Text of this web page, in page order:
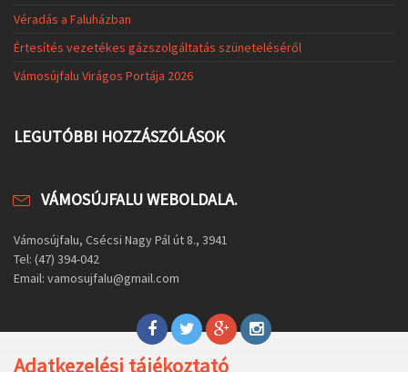
Véradás a Faluházban
Értesítés vezetékes gázszolgáltatás szüneteléséről
Vámosújfalu Virágos Portája 2026
LEGUTÓBBI HOZZÁSZÓLÁSOK
VÁMOSÚJFALU WEBOLDALA.
Vámosújfalu, Csécsi Nagy Pál út 8., 3941
Tel: (47) 394-042
Email: vamosujfalu@gmail.com
Adatkezelési tájékoztató